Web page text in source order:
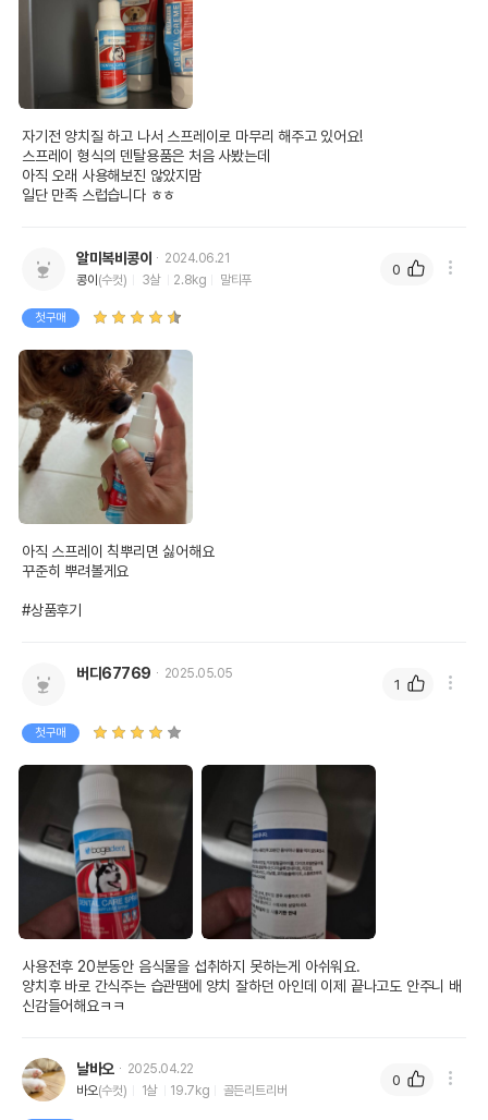
자기전 양치질 하고 나서 스프레이로 마무리 해주고 있어요!
스프레이 형식의 덴탈용품은 처음 사봤는데
아직 오래 사용해보진 않았지맘
일단 만족 스럽습니다 ㅎㅎ
알미복비콩이
2024.06.21
콩이 (수컷) 3살 2.8kg 말티푸
첫구매
아직 스프레이 칙뿌리면 싫어해요
꾸준히 뿌려볼게요
#상품후기
0
버디67769 2025.05.05
첫구매
사용전후 20분동안 음식물을 섭취하지 못하는게 아쉬워요.
양치후 바로 간식주는 습관땜에 양치 잘하던 아인데 이제 끝나고도 안주니 배
신감들어해요ㅋㅋ
1
날바오
2025.04.22
바오(수컷) 1살 19.7kg 골든리트리버
0